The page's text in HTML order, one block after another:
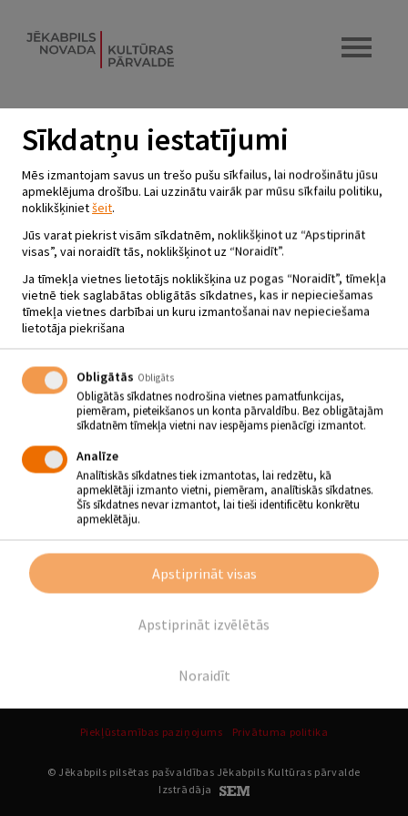
SĒLIJAS DZEJNIEKI: LATVIJAI-
105!
16.09.2023 - plkst.13.00
Jaunzemji
16.09. Plkst. 13.00
Dzejas dienas pasākums.
Ieeja bezmaksas.
Atpakaļ
SEKO MUMS
Piekļūstamības paziņojums Privātuma politika
© Jēkabpils pilsētas pašvaldības Jēkabpils Kultūras pārvalde
Izstrādāja
Sīkdatņu iestatījumi
Mēs izmantojam savus un trešo pušu sīkfailus, lai nodrošinātu jūsu
apmeklējuma drošību. Lai uzzinātu vairāk par mūsu sīkfailu politiku,
noklikšķinietšeit.
Jūs varat piekrist visām sīkdatnēm, noklikšķinot uz “Apstiprināt
visas”, vai noraidīt tās, noklikšķinot uz “Noraidīt”.
Ja tīmekļa vietnes lietotājs noklikšķina uz pogas “Noraidīt”, tīmekļa
vietnē tiek saglabātas obligātās sīkdatnes, kas ir nepieciešamas
tīmekļa vietnes darbībai un kuru izmantošanai nav nepieciešama
lietotāja piekrišana
Obligātās Obligāts
Obligātās sīkdatnes nodrošina vietnes pamatfunkcijas,
piemēram, pieteikšanos un konta pārvaldību. Bez obligātajām
sīkdatnēm tīmekļa vietni nav iespējams pienācīgi izmantot.
Analīze
Analītiskās sīkdatnes tiek izmantotas, lai redzētu, kā
apmeklētāji izmanto vietni, piemēram, analītiskās sīkdatnes.
Šīs sīkdatnes nevar izmantot, lai tieši identificētu konkrētu
apmeklētāju.
Noraidīt
Apstiprināt izvēlētās
Apstiprināt visas